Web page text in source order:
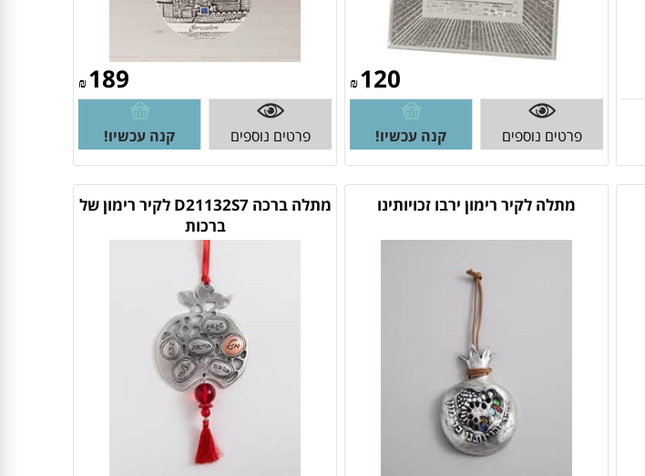
₪120
פרטים נוספים קנה עכשיו!
₪189
פרטים נוספים קנה עכשיו!
מתלה לקיר רימון ירבו זכויותינו
מתלה ברכה D21132S7 לקיר רימון של
ברכות